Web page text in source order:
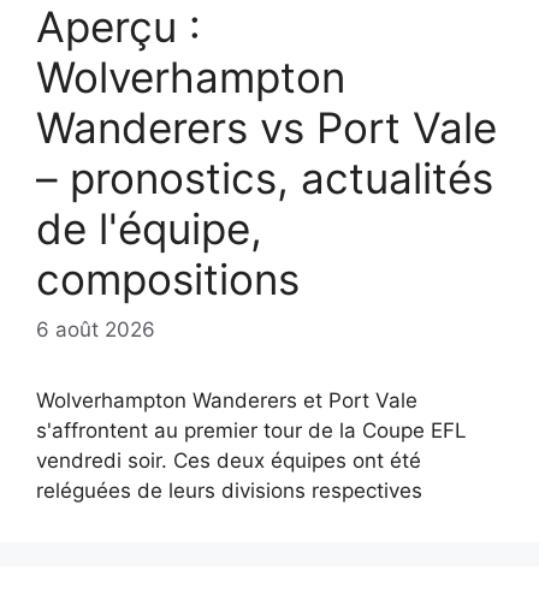
Aperçu :
Wolverhampton
Wanderers vs Port Vale
– pronostics, actualités
de l'équipe,
compositions
6 août 2026
Wolverhampton Wanderers et Port Vale
s'affrontent au premier tour de la Coupe EFL
vendredi soir. Ces deux équipes ont été
reléguées de leurs divisions respectives